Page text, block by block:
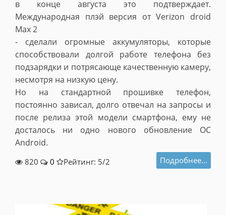
в конце августа это подтверждает.
Международная плэй версия от Verizon droid
Max 2
- сделали огромные аккумуляторы, которые
способствовали долгой работе телефона без
подзарядки и потрясающе качественную камеру,
несмотря на низкую цену.
Но на стандартной прошивке телефон,
постоянно зависал, долго отвечал на запросы и
после релиза этой модели смартфона, ему не
досталось ни одно нового обновление ОС
Android.
820 0 Рейтинг: 5/2 Подробнее...